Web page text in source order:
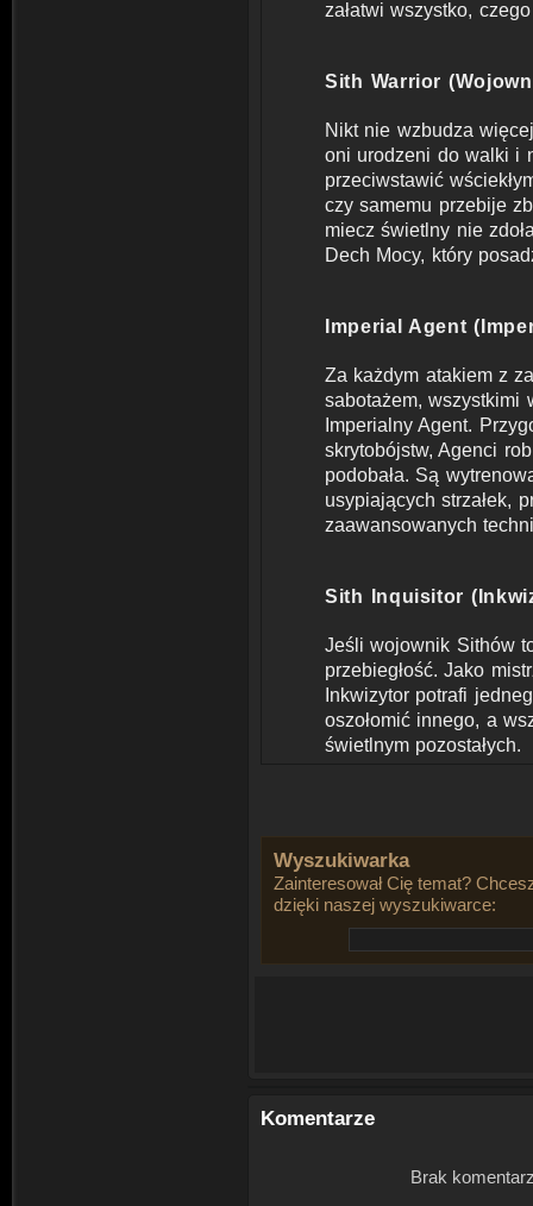
załatwi wszystko,
Sith Warrior
Nikt nie wzbudza
oni urodzeni do walki i
przeciwstawić
czy samemu przebije
miecz świetlny nie
Dech Mocy, który
Imperial Agent
Za każdym atakiem z
sabotażem, wszystkimi
Imperialny Agent.
skrytobójstw, Agenci
podobała. Są
usypiających strzałek,
zaawansowanych
Sith Inquisitor
Jeśli wojownik Sithów
przebiegłość. Jako
Inkwizytor potrafi
oszołomić innego, a
świetlnym pozostałych.
Wyszukiwarka
Zainteresował Cię temat?
dzięki naszej wyszukiwarce:
Komentarze
Brak